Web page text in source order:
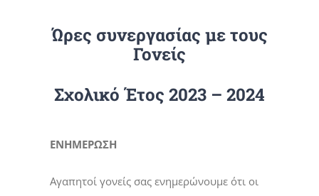
Ώρες συνεργασίας με τους
Γονείς
Σχολικό Έτος 2023 – 2024
ΕΝΗΜΕΡΩΣΗ
Αγαπητοί γονείς σας ενημερώνουμε ότι οι